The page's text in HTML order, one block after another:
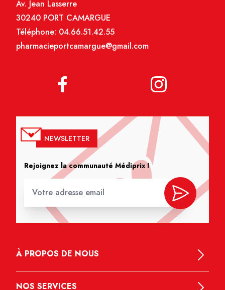
Av. Jean Lasserre
30240 PORT CAMARGUE
Téléphone: 04.66.51.42.55
pharmacieportcamargue@gmail.com
NEWSLETTER
Rejoignez la communauté Médiprix !
À PROPOS DE NOUS
NOS SERVICES